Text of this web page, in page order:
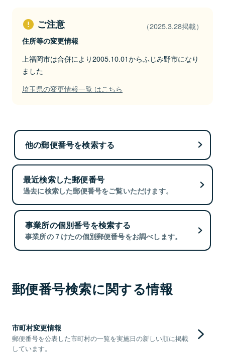
ご注意 （2025.3.28掲載）
住所等の変更情報
上福岡市は合併により2005.10.01からふじみ野市になり
ました
埼玉県の変更情報一覧 はこちら
他の郵便番号を検索する
最近検索した郵便番号
過去に検索した郵便番号をご覧いただけます。
事業所の個別番号を検索する
事業所の７けたの個別郵便番号をお調べします。
郵便番号検索に関する情報
市町村変更情報
郵便番号を公表した市町村の一覧を実施日の新しい順に掲載
しています。